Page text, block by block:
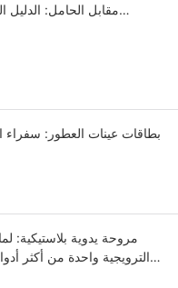
بطاقات عينات العطور: سفراء
مروحة يدوية بلاستيكية:
الترويجية واحدة من أكثر